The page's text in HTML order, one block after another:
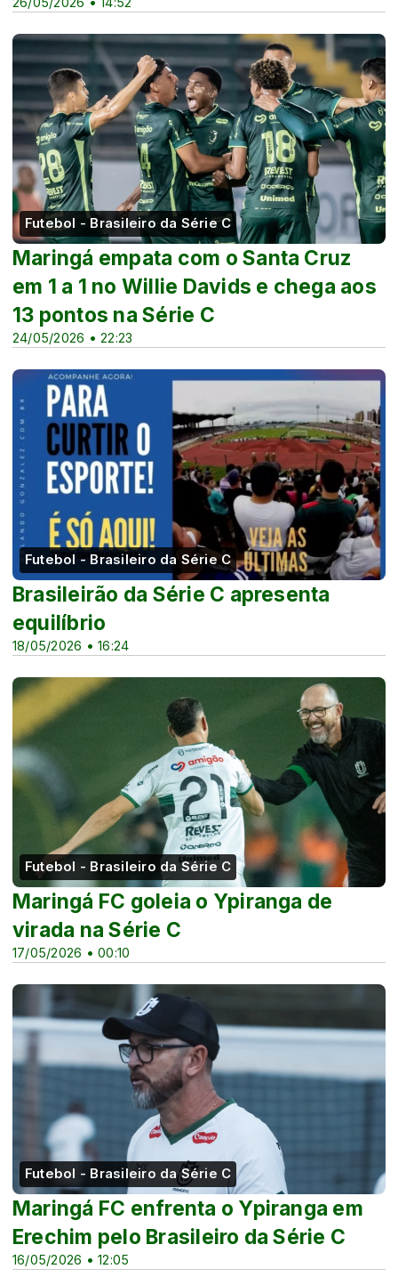
Futebol - Brasileiro da Série C
24/05/2026 • 22:23
Maringá empata com o Santa Cruz
em 1 a 1 no Willie Davids e chega aos
13 pontos na Série C
Futebol - Brasileiro da Série C
18/05/2026 • 16:24
Brasileirão da Série C apresenta
equilíbrio
Futebol - Brasileiro da Série C
17/05/2026 • 00:10
Maringá FC goleia o Ypiranga de
virada na Série C
Futebol - Brasileiro da Série C
16/05/2026 • 12:05
Maringá FC enfrenta o Ypiranga em
Erechim pelo Brasileiro da Série C